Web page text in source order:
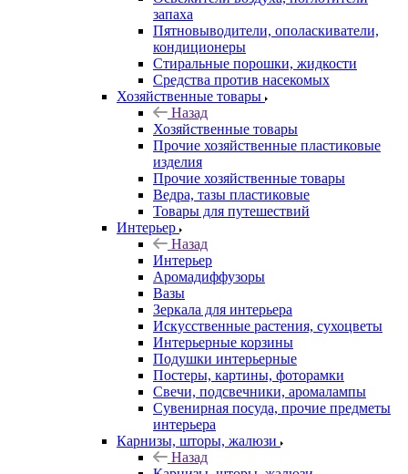
запаха
Пятновыводители, ополаскиватели,
кондиционеры
Стиральные порошки, жидкости
Средства против насекомых
Хозяйственные товары
Назад
Хозяйственные товары
Прочие хозяйственные пластиковые
изделия
Прочие хозяйственные товары
Ведра, тазы пластиковые
Товары для путешествий
Интерьер
Назад
Интерьер
Аромадиффузоры
Вазы
Зеркала для интерьера
Искусственные растения, сухоцветы
Интерьерные корзины
Подушки интерьерные
Постеры, картины, фоторамки
Свечи, подсвечники, аромалампы
Сувенирная посуда, прочие предметы
интерьера
Карнизы, шторы, жалюзи
Назад